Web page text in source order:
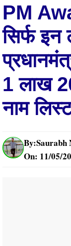
PM
सिर्फ इन
1 लाख
नाम
By:Saurabh
On: 11/05/